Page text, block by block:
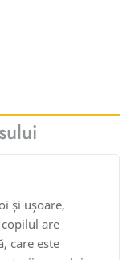
și ușoare,
are
care este